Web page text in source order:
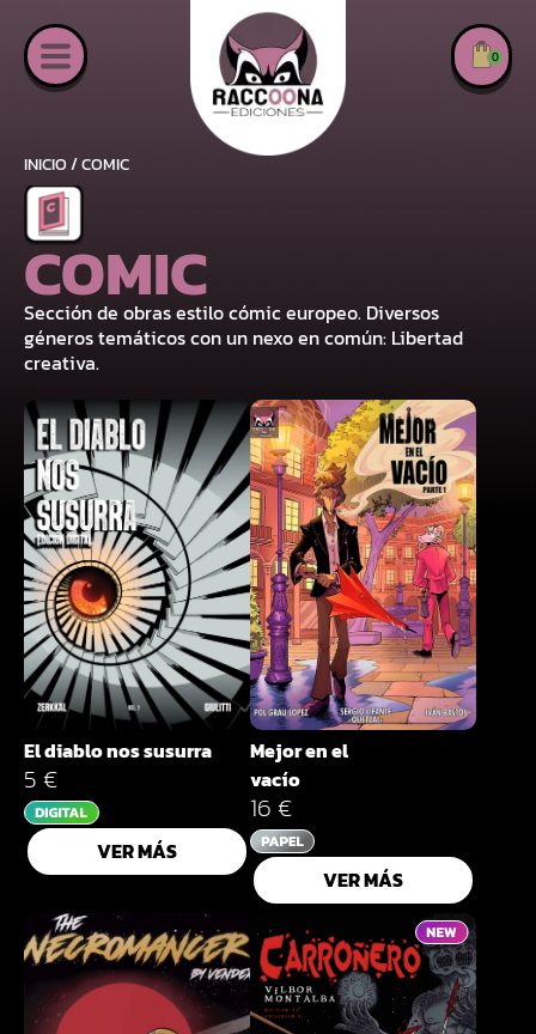
0
INICIO/ COMIC
COMIC
Sección de obras estilo cómic europeo. Diversos
géneros temáticos con un nexo en común: Libertad
creativa.
El diablo nos susurra
5 €
VER MÁS
Mejor en el
vacío
16 €
VER MÁS